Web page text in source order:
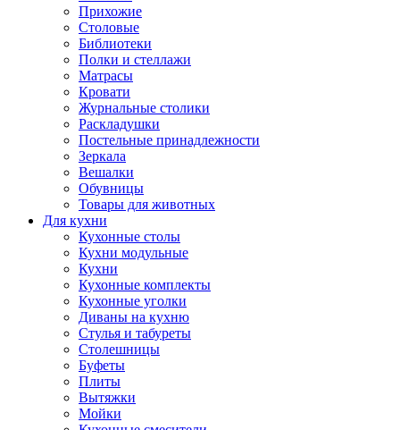
Прихожие
Столовые
Библиотеки
Полки и стеллажи
Матрасы
Кровати
Журнальные столики
Раскладушки
Постельные принадлежности
Зеркала
Вешалки
Обувницы
Товары для животных
Для кухни
Кухонные столы
Кухни модульные
Кухни
Кухонные комплекты
Кухонные уголки
Диваны на кухню
Стулья и табуреты
Столешницы
Буфеты
Плиты
Вытяжки
Мойки